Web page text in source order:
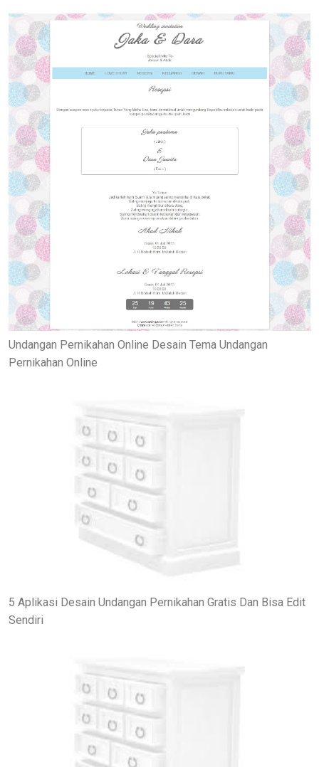
Undangan Pernikahan Online Desain Tema Undangan
Pernikahan Online
5 Aplikasi Desain Undangan Pernikahan Gratis Dan Bisa Edit
Sendiri